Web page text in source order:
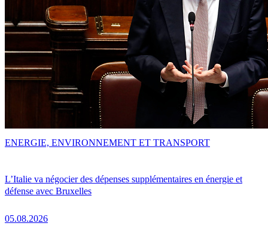
L’Italie va négocier des dépenses supplémentaires en énergie et
défense avec Bruxelles
05.08.2026
ENERGIE, ENVIRONNEMENT ET TRANSPORT